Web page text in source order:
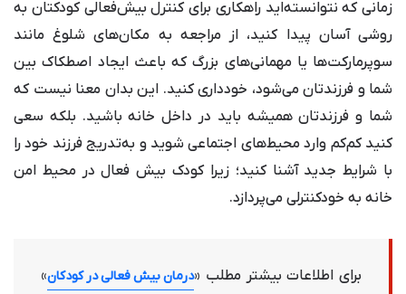
زمانی که نتوانسته‌اید راهکاری برای کنترل بیش‌فعالی کودکتان به
روشی آسان پیدا کنید، از مراجعه به مکان‌های شلوغ مانند
سوپرمارکت‌ها یا مهمانی‌های بزرگ که باعث ایجاد اصطکاک بین
شما و فرزندتان می‌شود، خودداری کنید. این بدان معنا نیست که
شما و فرزندتان همیشه باید در داخل خانه باشید. بلکه سعی
کنید کم‌کم وارد محیط‌های اجتماعی شوید و به‌تدریج فرزند خود را
با شرایط جدید آشنا کنید؛ زیرا کودک بیش فعال در محیط امن
خانه به خودکنترلی می‌‌پردازد.
برای اطلاعات بیشتر مطلب «درمان بیش فعالی در کودکان»